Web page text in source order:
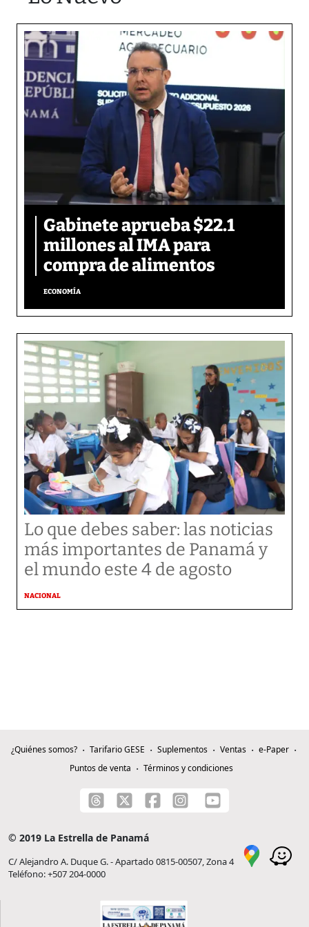
Gabinete aprueba $22.1
millones al IMA para
compra de alimentos
ECONOMÍA
Lo que debes saber: las noticias
más importantes de Panamá y
el mundo este 4 de agosto
NACIONAL
¿Quiénes somos? Tarifario GESE Suplementos Ventas
e-Paper
Puntos de venta
Términos y condiciones
© 2019 La Estrella de Panamá
C/ Alejandro A. Duque G. - Apartado 0815-00507, Zona 4
Teléfono: +507 204-0000